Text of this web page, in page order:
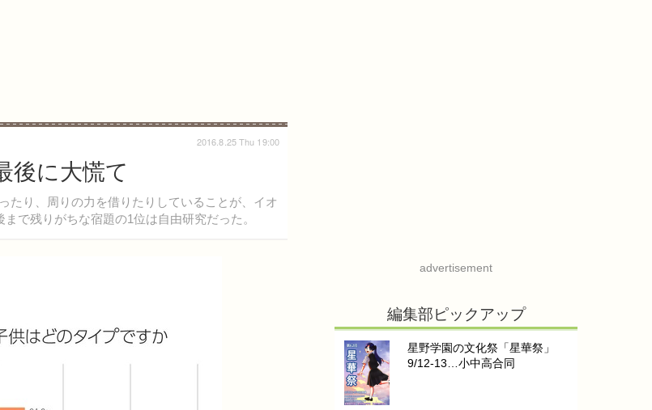
後に大慌て
り、周りの力を借りたりしていることが、イオ
で残りがちな宿題の1位は自由研究だった。
2016.8.25 Thu 19:00
advertisement
編集部ピックアップ
星野学園の文化祭「星華祭」
9/12-13…小中高合同